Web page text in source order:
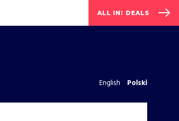
ALL IN! DEALS
English Polski